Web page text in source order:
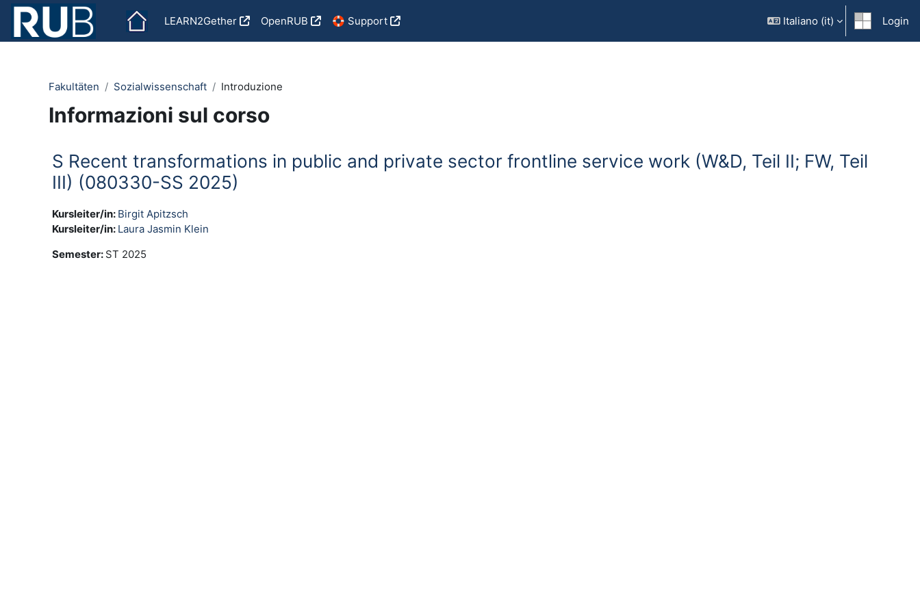
Vai al contenuto principale
LEARN2Gether
OpenRUB 🛟 Support Italiano ‎(it)‎ Login
Fakultäten Sozialwissenschaft Introduzione
Informazioni sul corso
S Recent transformations in public and private sector frontline service work (W&D, Teil II; FW, Teil
III) (080330-SS 2025)
Kursleiter/in: Birgit Apitzsch
Kursleiter/in: Laura Jasmin Klein
Semester: ST 2025